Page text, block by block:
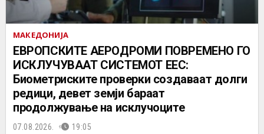
МАКЕДОНИЈА
ЕВРОПСКИТЕ АЕРОДРОМИ ПОВРЕМЕНО ГО
ИСКЛУЧУВААТ СИСТЕМОТ ЕЕС:
Биометриските проверки создаваат долги
редици, девет земји бараат
продолжување на исклучоците
07.08.2026. 19:05